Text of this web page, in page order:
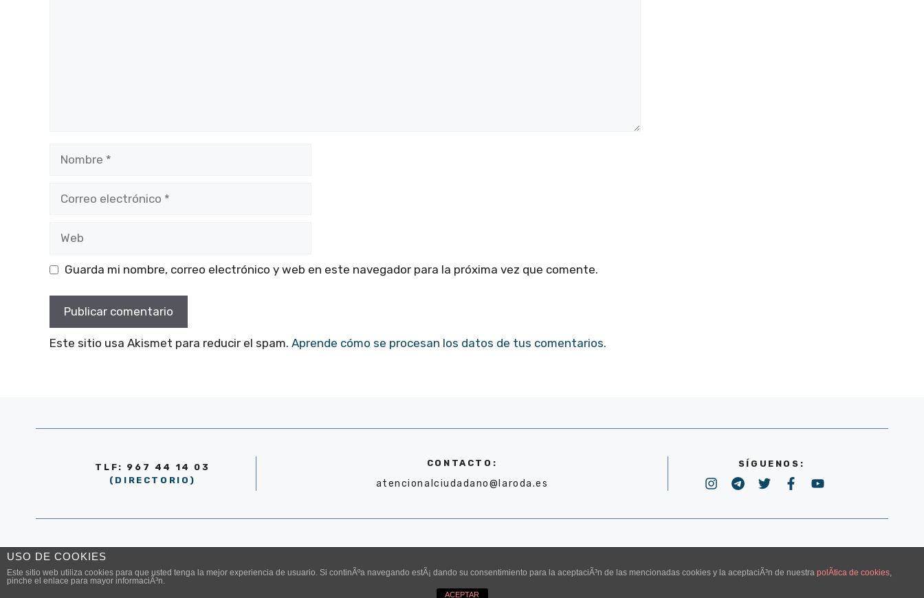
electrónico
Guarda mi nombre, correo electrónico y web en este navegador para la próxima vez que comente.
Este sitio usa Akismet para reducir el spam. Aprende cómo se procesan los datos de tus comentarios.
TLF: 967 44 14 03
(DIRECTORIO)
CONTACTO:
atencionalciudadano@laroda.es
SÍGUENOS:
© AYUNTAMIENTO DE LA RODA 2026
USO DE COOKIES
Este sitio web utiliza cookies para que usted tenga la mejor experiencia de usuario. Si continÃºa navegando estÃ¡ dando su consentimiento para la aceptaciÃ³n de las mencionadas cookies y la aceptaciÃ³n de nuestra polÃ­tica de cookies,
pinche el enlace para mayor informaciÃ³n.
ACEPTAR